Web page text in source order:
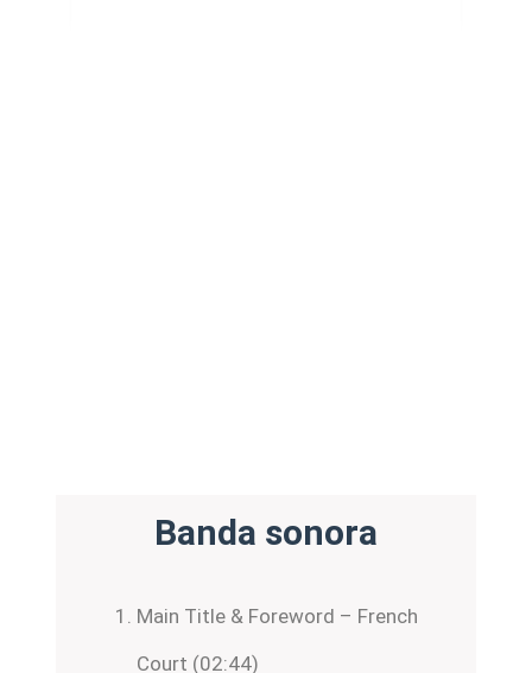
Banda sonora
Main Title & Foreword – French
Court (02:44)